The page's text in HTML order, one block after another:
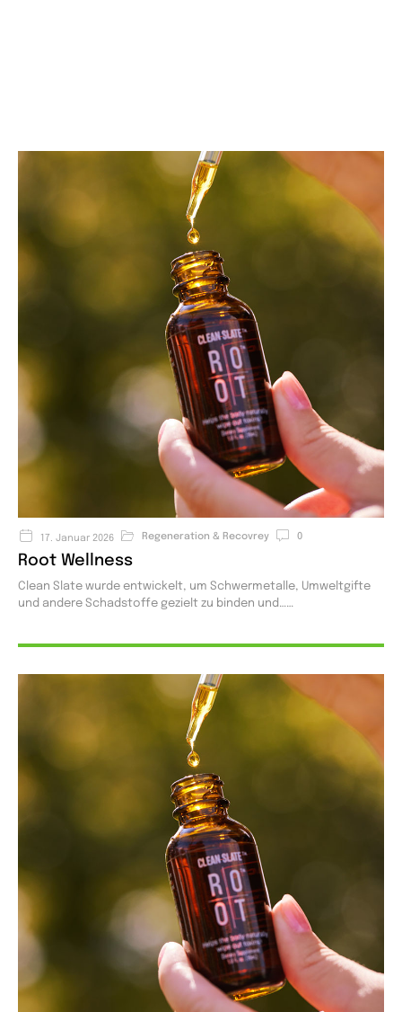
17. Januar 2026 Regeneration & Recovrey 0
Root Wellness
Clean Slate wurde entwickelt, um Schwermetalle, Umweltgifte
und andere Schadstoffe gezielt zu binden und…